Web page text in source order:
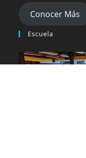
Conocer Más
Escuela